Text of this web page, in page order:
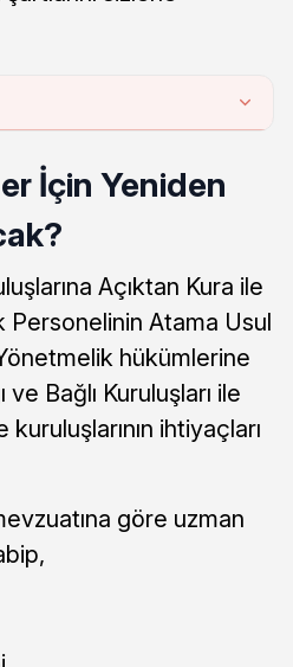
İçin Yeniden
Açıktan Kura ile
Personelinin Atama Usul
hükümlerine
ve Bağlı Kuruluşları ile
ihtiyaçları
göre uzman